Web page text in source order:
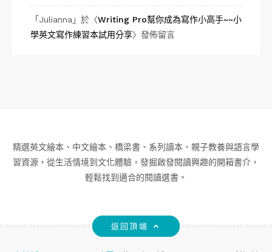
「 Julianna 」於〈Writing Pro幫你成為寫作小高手~~小
學英文寫作練習本試用分享〉發佈留言
精選英文繪本、中文繪本、橋梁書、系列讀本、親子教養與語言學
習資源，從生活情境到文化體驗，發掘啟發閱讀興趣的開箱書介，
輕鬆找到適合的閱讀選書。
返回頂端